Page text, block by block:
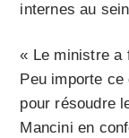
internes au
« Le ministre a
Peu importe
pour résoudre
Mancini en